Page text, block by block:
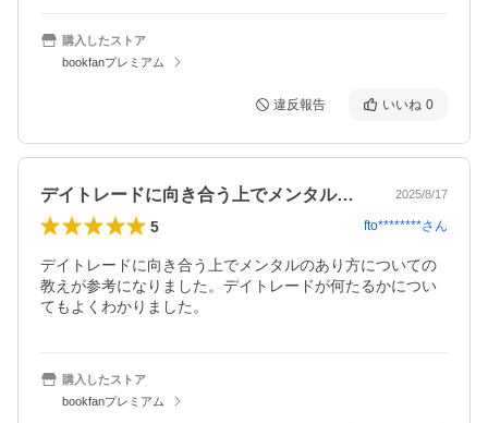
購入したストア
bookfanプレミアム
違反報告 いいね 0
デイトレードに向き合う上でメンタルのあ… 2025/8/17
5 fto********さん
デイトレードに向き合う上でメンタルのあり方についての
教えが参考になりました。デイトレードが何たるかについ
てもよくわかりました。
購入したストア
bookfanプレミアム